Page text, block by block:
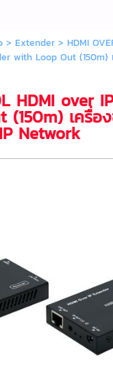
> Extender> HDMI
with Loop Out
HDMI over
(150m) เครื่
Network